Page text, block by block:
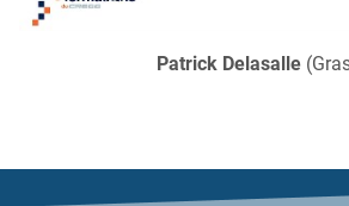
Patrick Delasalle